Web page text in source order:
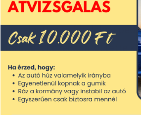
pedálokon dombornyomott
díszelgett, a sofőr dolgát
fordított középkonzol tette
kényelmesebbé. Erre jöttek a
rendre lehúzták, mondván,
rossz az anyagminősége…